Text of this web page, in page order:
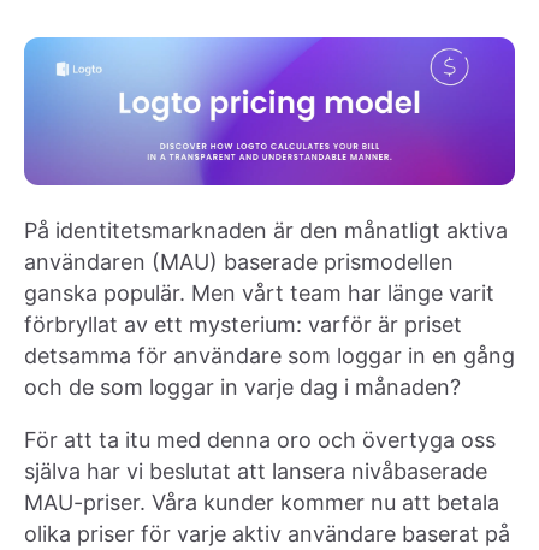
På identitetsmarknaden är den månatligt aktiva
användaren (MAU) baserade prismodellen
ganska populär. Men vårt team har länge varit
förbryllat av ett mysterium: varför är priset
detsamma för användare som loggar in en gång
och de som loggar in varje dag i månaden?
För att ta itu med denna oro och övertyga oss
själva har vi beslutat att lansera nivåbaserade
MAU-priser. Våra kunder kommer nu att betala
olika priser för varje aktiv användare baserat på